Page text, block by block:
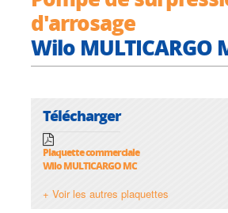
d'arrosage
Wilo MULTICARGO
Télécharger
Plaquette commerciale
Wilo MULTICARGO MC
+ Voir les autres plaquettes